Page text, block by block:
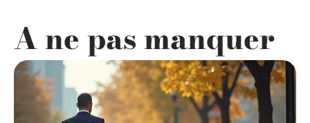
A ne pas manquer